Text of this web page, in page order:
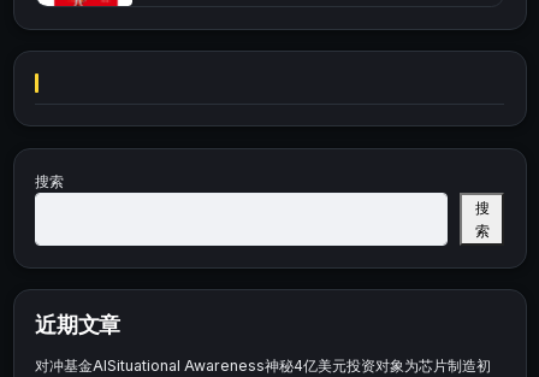
搜索
搜
索
近期文章
对冲基金AISituational Awareness神秘4亿美元投资对象为芯片制造初